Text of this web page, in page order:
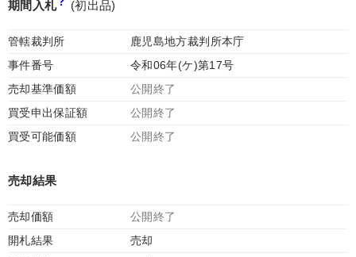
期間入札 (初出品)
管轄裁判所
鹿児島地方裁判所本庁
事件番号
令和06年(ケ)第17号
売却基準価額
公開終了
買受申出保証額
公開終了
買受可能価額
公開終了
売却結果
売却価額
公開終了
開札結果
売却